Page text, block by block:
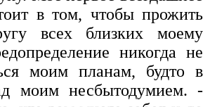
в том, чтобы прожить
всех близких моему
никогда не
моим планам, будто в
моим несбытодумием. -